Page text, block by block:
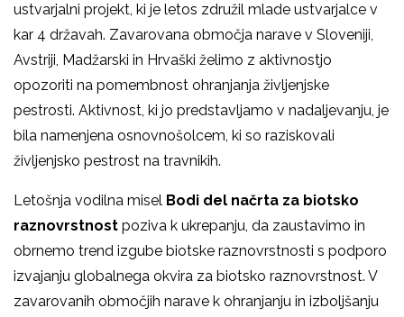
ustvarjalni projekt, ki je letos združil mlade ustvarjalce v
kar 4 državah. Zavarovana območja narave v Sloveniji,
Avstriji, Madžarski in Hrvaški želimo z aktivnostjo
opozoriti na pomembnost ohranjanja življenjske
pestrosti. Aktivnost, ki jo predstavljamo v nadaljevanju, je
bila namenjena osnovnošolcem, ki so raziskovali
življenjsko pestrost na travnikih.
Letošnja vodilna misel Bodi del načrta za biotsko
raznovrstnost poziva k ukrepanju, da zaustavimo in
obrnemo trend izgube biotske raznovrstnosti s podporo
izvajanju globalnega okvira za biotsko raznovrstnost. V
zavarovanih območjih narave k ohranjanju in izboljšanju